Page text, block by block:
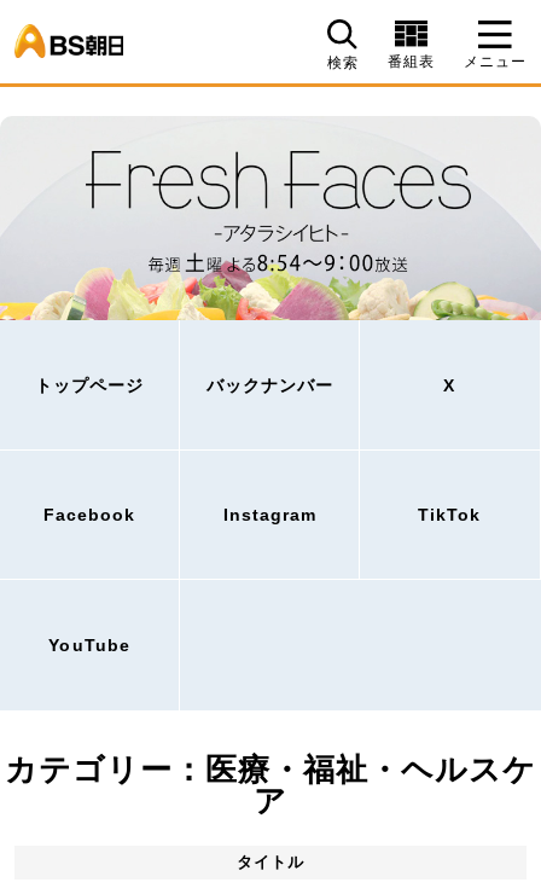
検索 番組表 メニュー
トップページ バックナンバー X
Facebook Instagram TikTok
YouTube
カテゴリー：医療・福祉・ヘルスケ
ア
タイトル